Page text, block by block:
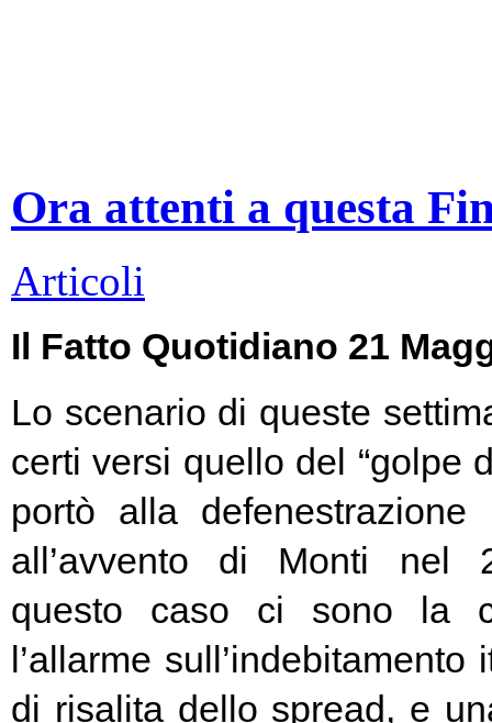
Ora attenti a questa
Articoli
Il Fatto Quotidiano 21
Lo scenario di queste
certi versi quello del “golpe
portò alla
all’avvento di Monti nel
questo caso ci sono la
l’allarme
di risalita dello spread, e